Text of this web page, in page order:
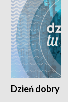
Dzień dobry